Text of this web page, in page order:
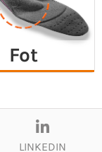
Fot
LINKEDIN